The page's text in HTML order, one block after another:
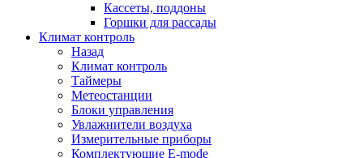
Кассеты, поддоны
Горшки для рассады
Климат контроль
Назад
Климат контроль
Таймеры
Метеостанции
Блоки управления
Увлажнители воздуха
Измерительные приборы
Комплектующие E-mode